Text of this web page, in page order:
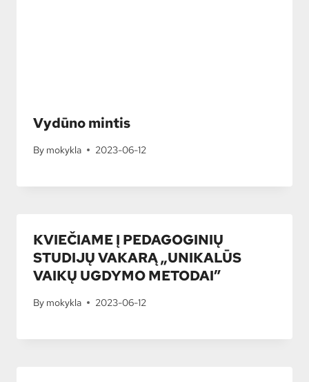
Vydūno mintis
By mokykla 2023-06-12
KVIEČIAME Į PEDAGOGINIŲ
STUDIJŲ VAKARĄ „UNIKALŪS
VAIKŲ UGDYMO METODAI”
By mokykla 2023-06-12